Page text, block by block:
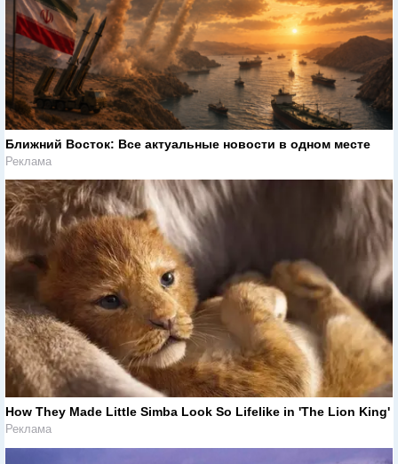
Ближний Восток: Все актуальные новости в одном месте
Реклама
How They Made Little Simba Look So Lifelike in 'The Lion King'
Реклама